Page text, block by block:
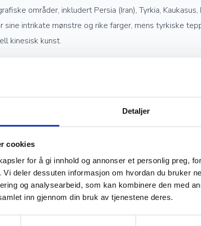
Detaljer
cookies
for å gi innhold og annonser et personlig preg,
deler dessuten informasjon om hvordan du bruker
og analysearbeid, som kan kombinere den med
inn gjennom din bruk av tjenestene deres.
områder, inkludert Persia (Iran), Tyrkia,
intrikate mønstre og rike farger, mens tyrkiske
kinesisk kunst.
og kan være en god investering. Jo
rolle i vurderingen av et teppes verdi, og godt
riktig vedlikehold. Regelmessig støvsuging,
snø til å rense ulltepper, benyttes fortsatt i noen